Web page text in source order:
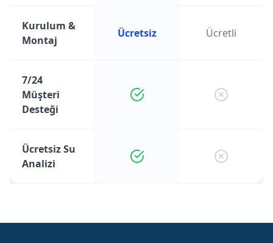
Kurulum &
Montaj
Ücretsiz Ücretli
7/24
Müşteri
Desteği
Ücretsiz Su
Analizi